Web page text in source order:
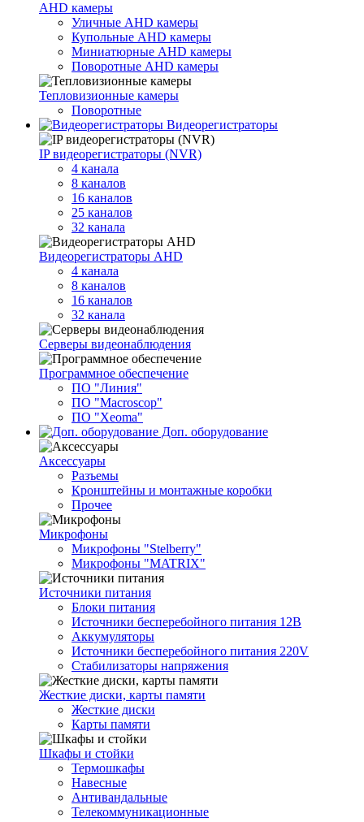
AHD камеры
Уличные AHD камеры
Купольные AHD камеры
Миниатюрные AHD камеры
Поворотные AHD камеры
Тепловизионные камеры
Поворотные
Видеорегистраторы
IP видеорегистраторы (NVR)
4 канала
8 каналов
16 каналов
25 каналов
32 канала
Видеорегистраторы AHD
4 канала
8 каналов
16 каналов
32 канала
Серверы видеонаблюдения
Программное обеспечение
ПО "Линия"
ПО "Macroscop"
ПО "Xeoma"
Доп. оборудование
Аксессуары
Разъемы
Кронштейны и монтажные коробки
Прочее
Микрофоны
Микрофоны "Stelberry"
Микрофоны "MATRIX"
Источники питания
Блоки питания
Источники бесперебойного питания 12В
Аккумуляторы
Источники бесперебойного питания 220V
Стабилизаторы напряжения
Жесткие диски, карты памяти
Жесткие диски
Карты памяти
Шкафы и стойки
Термошкафы
Навесные
Антивандальные
Телекоммуникационные